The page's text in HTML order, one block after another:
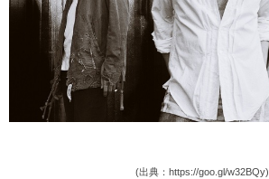
(出典：https://goo.gl/w32BQy)